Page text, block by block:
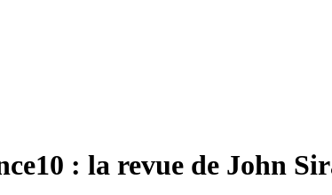
: la revue de John